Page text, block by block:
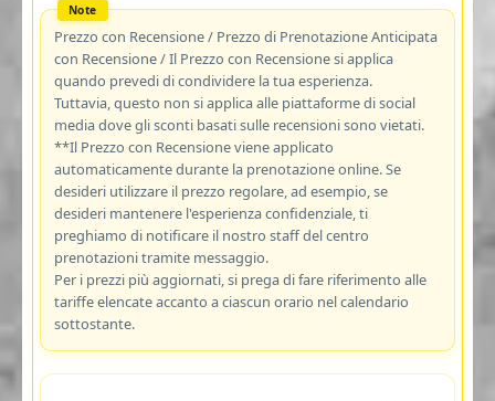
Prezzo con Recensione / Prezzo di Prenotazione Anticipata
con Recensione / Il Prezzo con Recensione si applica
quando prevedi di condividere la tua esperienza.
Tuttavia, questo non si applica alle piattaforme di social
media dove gli sconti basati sulle recensioni sono vietati.
**Il Prezzo con Recensione viene applicato
automaticamente durante la prenotazione online. Se
desideri utilizzare il prezzo regolare, ad esempio, se
desideri mantenere l'esperienza confidenziale, ti
preghiamo di notificare il nostro staff del centro
prenotazioni tramite messaggio.
Per i prezzi più aggiornati, si prega di fare riferimento alle
tariffe elencate accanto a ciascun orario nel calendario
sottostante.